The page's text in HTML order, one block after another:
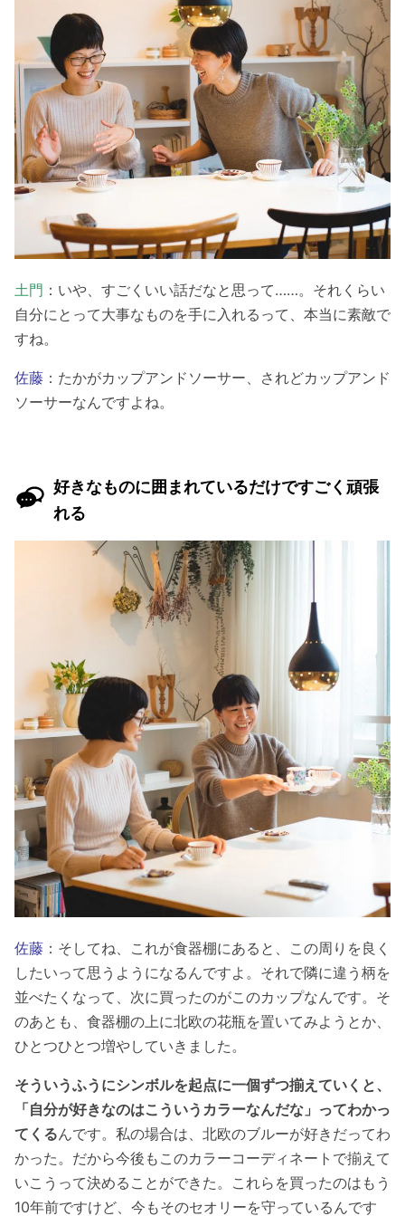
土門 ：いや、すごくいい話だなと思って……。それくらい
自分にとって大事なものを手に入れるって、本当に素敵で
すね。
佐藤 ：たかがカップアンドソーサー、されどカップアンド
ソーサーなんですよね。
好きなものに囲まれているだけですごく頑張
れる
佐藤 ：そしてね、これが食器棚にあると、この周りを良く
したいって思うようになるんですよ。それで隣に違う柄を
並べたくなって、次に買ったのがこのカップなんです。そ
のあとも、食器棚の上に北欧の花瓶を置いてみようとか、
ひとつひとつ増やしていきました。
そういうふうにシンボルを起点に一個ずつ揃えていくと、
「自分が好きなのはこういうカラーなんだな」ってわかっ
てくるんです。私の場合は、北欧のブルーが好きだってわ
かった。だから今後もこのカラーコーディネートで揃えて
いこうって決めることができた。これらを買ったのはもう
10年前ですけど、今もそのセオリーを守っているんです